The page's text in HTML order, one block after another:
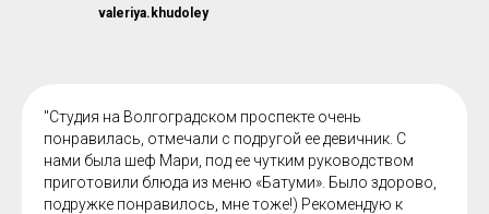
valeriya.khudoley
"Студия на Волгоградском проспекте очень
понравилась, отмечали с подругой ее девичник. С
нами была шеф Мари, под ее чутким руководством
приготовили блюда из меню «Батуми». Было здорово,
подружке понравилось, мне тоже!) Рекомендую к